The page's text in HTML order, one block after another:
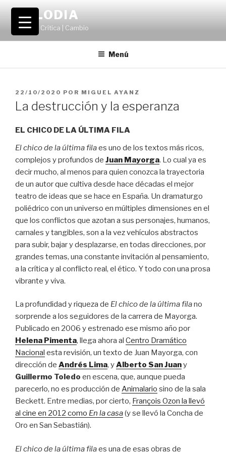
Saltar
contenido
VOLODIA
Teatro | Crítica | Cambio
Menú
PUBLICADO
EL
22/10/2020 POR MIGUEL AYANZ
La destrucción y la esperanza
EL CHICO DE LA ÚLTIMA FILA
El chico de la última filaes uno de los textos más ricos,
complejos y profundos de Juan Mayorga. Lo cual ya es
decir mucho, al menos para quien conozca la trayectoria
de un autor que cultiva desde hace décadas el mejor
teatro de ideas que se hace en España. Un dramaturgo
poliédrico con un universo en múltiples dimensiones en el
que los conflictos que azotan a sus personajes, humanos,
carnales y tangibles, son a la vez vehículos abstractos
para subir, bajar y desplazarse, en todas direcciones, por
grandes temas, una constante invitación al pensamiento,
a la crítica y al conflicto real, el ético. Y todo con una prosa
vibrante y viva.
La profundidad y riqueza de El chico de la última filano
sorprende a los seguidores de la carrera de Mayorga.
Publicado en 2006 y estrenado ese mismo año por
Helena Pimenta, llega ahora al Centro Dramático
Nacional esta revisión, un texto de Juan Mayorga, con
dirección de Andrés Lima, yAlberto San Juany
Guillermo Toledo en escena, que, aunque pueda
parecerlo, no es producción de Animalario sino de la sala
Beckett. Entre medias, por cierto, François Ozon la llevó
al cine en 2012 como En la casa(y se llevó la Concha de
Oro en San Sebastián).
El chico de la última filaes una de esas obras de